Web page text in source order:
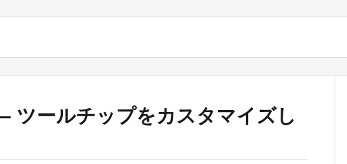
ツールチップをカスタマイズし